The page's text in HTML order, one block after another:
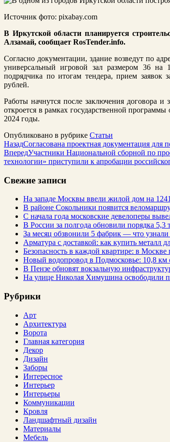
Источник фото: pixabay.com
В Иркутской области планируется
Алзамай, сообщает RosTender.info.
Согласно документации, здание возведут по
универсальный игровой зал размером 36 на
подрядчика по итогам тендера, прием заявок
рублей.
Работы начнутся после заключения договора
откроется в рамках государственной
2024 годы.
Опубликовано в рубрике Статьи
НазадСогласована проектная документация
ВпередУчастники Национальной сборной по
технологии» приступили к апробации
Свежие записи
На западе Москвы ввели жилой дом на
В районе Сокольники появится
С начала года московские девелоперы
В России за полгода обновили порядка 5,3
За месяц обзвонили 5 фабрик — что
Арматура с доставкой: как купить металл
Безопасность в каждой квартире: в
Новый водопровод в Подмосковье: 10,8 км
В Пензе обновят вокзальную
На улице Николая Химушина освободили
Рубрики
Арт
Архитектура
Ворота
Главная категория
Декор
Дизайн
Заборы
Интересное
Интерьер
Интерьеры
Коммуникации
Кровля
Ландшафтный дизайн
Материалы
Мебель